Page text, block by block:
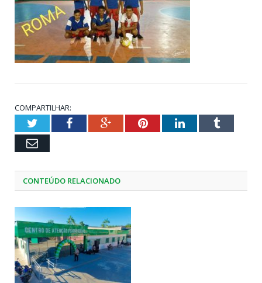
COMPARTILHAR:
TwitterFacebookGoogle+PinterestLinkedInTumblr
Email
CONTEÚDO RELACIONADO